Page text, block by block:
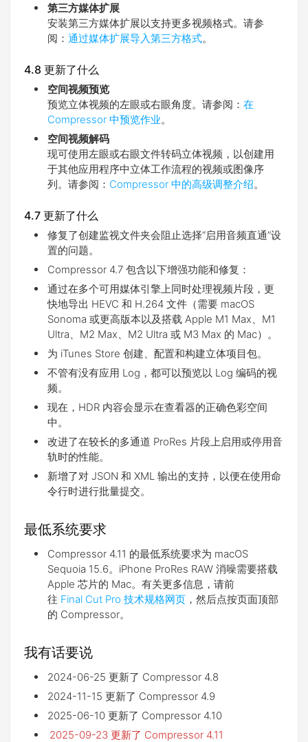
第三方媒体扩展
安装第三方媒体扩展以支持更多视频格式。请参
阅： 通过媒体扩展导入第三方格式。
4.8 更新了什么
空间视频预览
预览立体视频的左眼或右眼角度。请参阅： 在
Compressor 中预览作业。
空间视频解码
现可使用左眼或右眼文件转码立体视频，以创建用
于其他应用程序中立体工作流程的视频或图像序
列。请参阅： Compressor 中的高级调整介绍。
4.7 更新了什么
修复了创建监视文件夹会阻止选择“启用音频直通”设
置的问题。
Compressor 4.7 包含以下增强功能和修复：
通过在多个可用媒体引擎上同时处理视频片段，更
快地导出 HEVC 和 H.264 文件（需要 macOS
Sonoma 或更高版本以及搭载 Apple M1 Max、M1
Ultra、M2 Max、M2 Ultra 或 M3 Max 的 Mac）。
为 iTunes Store 创建、配置和构建立体项目包。
不管有没有应用 Log，都可以预览以 Log 编码的视
频。
现在，HDR 内容会显示在查看器的正确色彩空间
中。
改进了在较长的多通道 ProRes 片段上启用或停用音
轨时的性能。
新增了对 JSON 和 XML 输出的支持，以便在使用命
令行时进行批量提交。
最低系统要求
Compressor 4.11 的最低系统要求为 macOS
Sequoia 15.6。iPhone ProRes RAW 消噪需要搭载
Apple 芯片的 Mac。有关更多信息，请前
往 Final Cut Pro 技术规格网页 ，然后点按页面顶部
的 Compressor。
我有话要说
2024-06-25 更新了 Compressor 4.8
2024-11-15 更新了 Compressor 4.9
2025-06-10 更新了 Compressor 4.10
2025-09-23 更新了 Compressor 4.11